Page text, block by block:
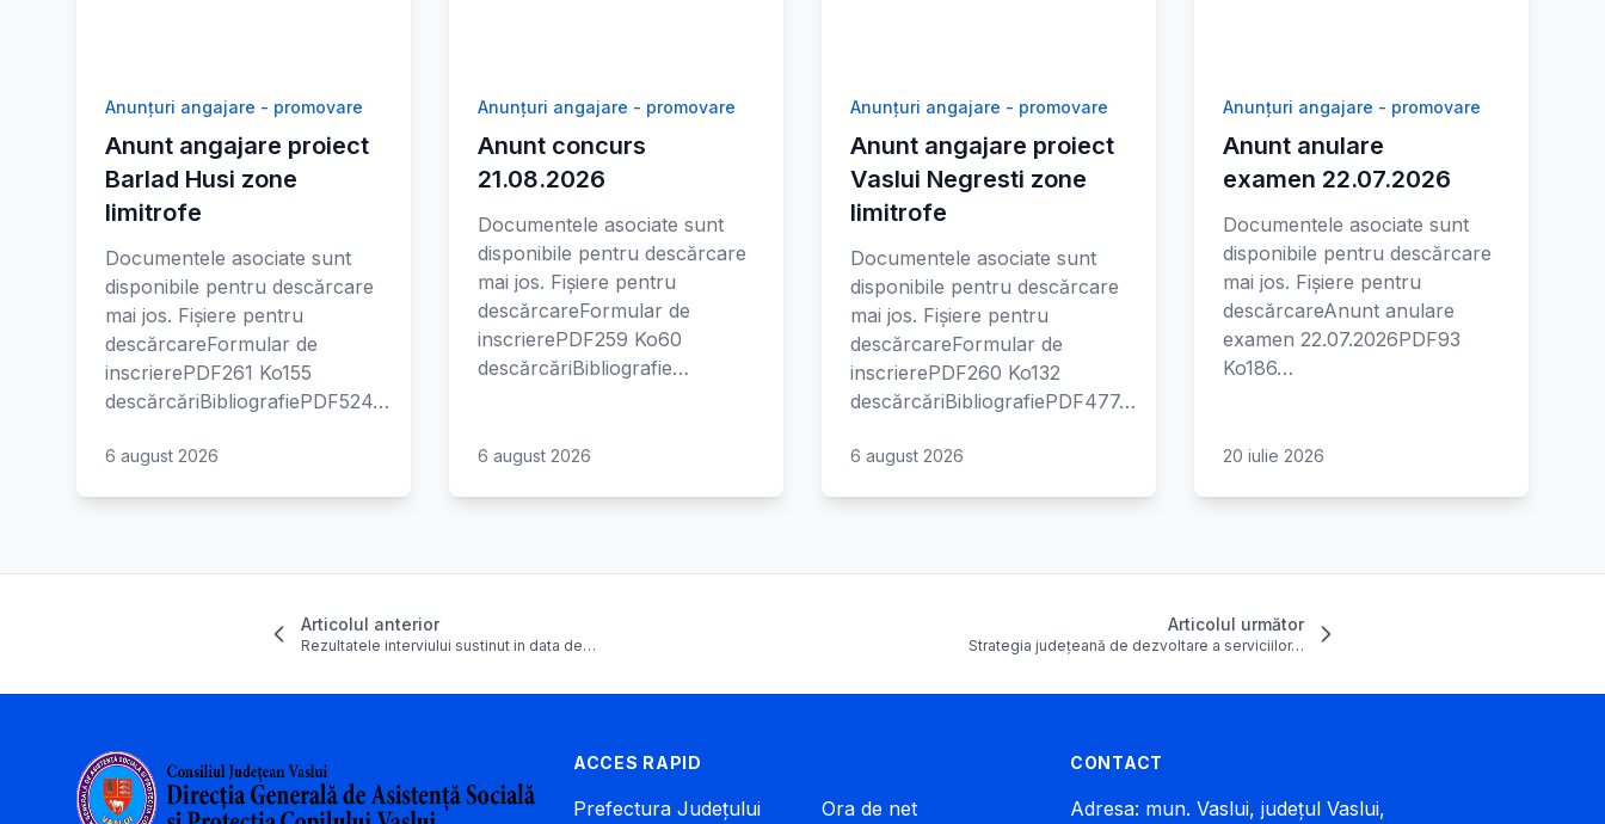
Anunțuri angajare - promovare
Anunt angajare proiect
Barlad Husi zone
limitrofe
Documentele asociate sunt
disponibile pentru descărcare
mai jos. Fișiere pentru
descărcareFormular de
inscrierePDF261 Ko155
descărcăriBibliografiePDF524…
6 august 2026
Anunțuri angajare - promovare
Anunt concurs
21.08.2026
Documentele asociate sunt
disponibile pentru descărcare
mai jos. Fișiere pentru
descărcareFormular de
inscrierePDF259 Ko60
descărcăriBibliografie…
6 august 2026
Anunțuri angajare - promovare
Anunt angajare proiect
Vaslui Negresti zone
limitrofe
Documentele asociate sunt
disponibile pentru descărcare
mai jos. Fișiere pentru
descărcareFormular de
inscrierePDF260 Ko132
descărcăriBibliografiePDF477…
6 august 2026
Anunțuri angajare - promovare
Anunt anulare
examen 22.07.2026
Documentele asociate sunt
disponibile pentru descărcare
mai jos. Fișiere pentru
descărcareAnunt anulare
examen 22.07.2026PDF93
Ko186…
20 iulie 2026
Articolul anterior
Rezultatele interviului sustinut in data de…
Articolul următor
Strategia județeană de dezvoltare a serviciilor…
ACCES RAPID
Prefectura Județului
Ora de net
CONTACT
Adresa: mun. Vaslui, județul Vaslui,